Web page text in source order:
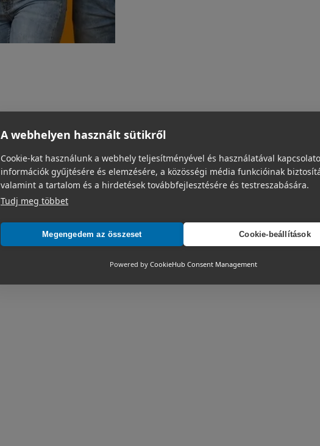
A webhelyen használt sütikről
Cookie-kat használunk a webhely teljesítményével és használatával
információk gyűjtésére és elemzésére, a közösségi média funkcióinak
valamint a tartalom és a hirdetések továbbfejlesztésére és testreszabására.
Tudj meg többet
Megengedem az összeset Cookie-beállítások
Powered by CookieHub Consent Management